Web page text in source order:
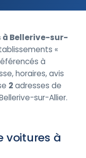
à Bellerive-sur-
«
à
horaires, avis
2adresses de
sur-Allier.
voitures à